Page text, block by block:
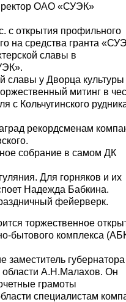
ОАО «СУЭК»
с открытия профильного
на средства гранта
славы в
славы у Дворца культуры
митинг в
с Кольчугинского
рекордсменам
собрание в самом ДК
Для горняков и их
Надежда Бабкина.
фейерверк.
торжественное
бытового комплекса
заместитель
области А.Н.Малахов. Он
грамоты
специалистам